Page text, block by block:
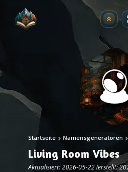
Startseite Namensgeneratoren
Living Room Vibes
Aktualisiert: 2026-05-22 (erstellt: